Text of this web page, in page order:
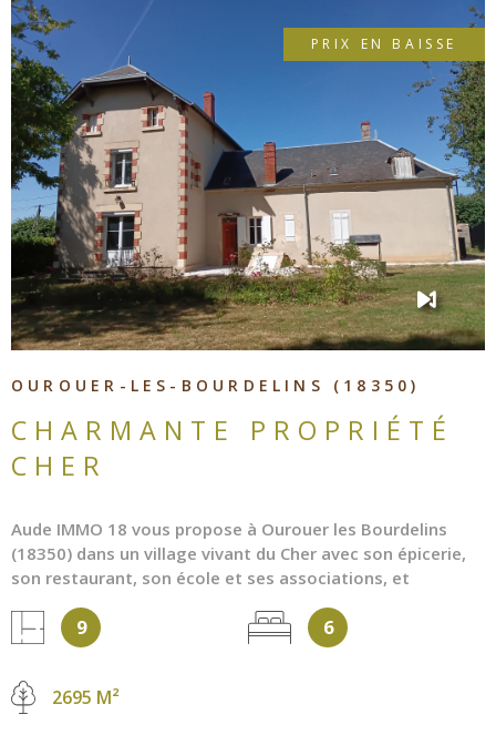
OUROUER-LES-BOURDELINS (18350)
CHARMANTE PROPRIÉTÉ
CHER
Aude IMMO 18 vous propose à Ourouer les Bourdelins
(18350) dans un village vivant du Cher avec son épicerie,
son restaurant, son école et ses associations, et
entièrement cloturé et piscinable. La propriété se
compose d'une maison de maître, d'une grange et deux
de ses éléments anciens préservés : cheminée, poutres,
9 6
2695 M²
PRIX EN BAISSE
VOIR LE BIEN